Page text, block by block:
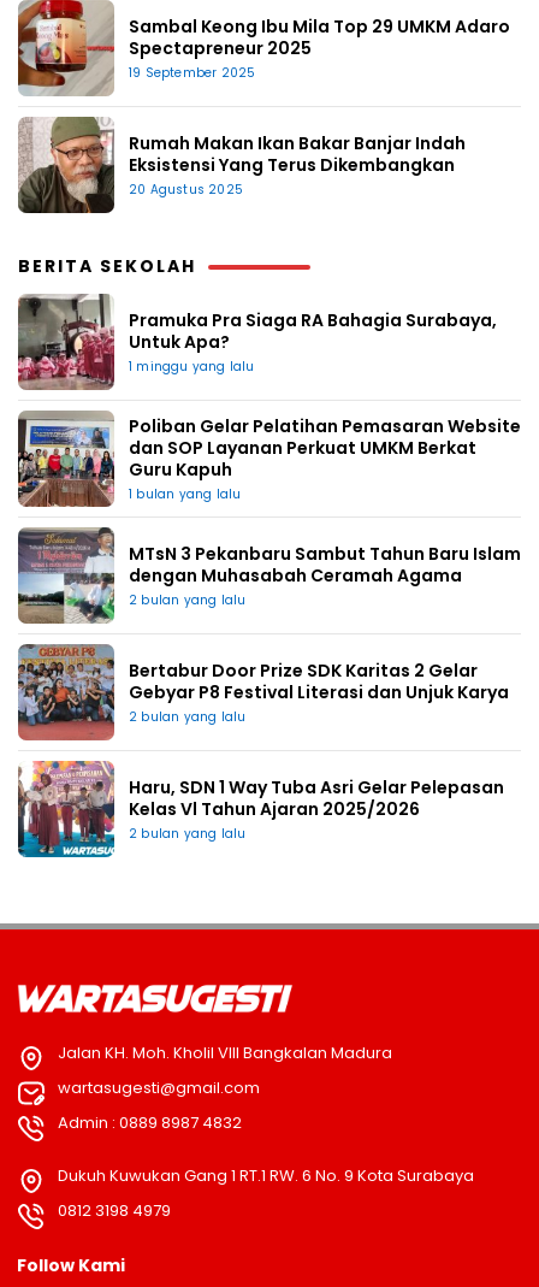
Sambal Keong Ibu Mila Top 29 UMKM Adaro
Spectapreneur 2025
19 September 2025
Rumah Makan Ikan Bakar Banjar Indah
Eksistensi Yang Terus Dikembangkan
20 Agustus 2025
BERITA SEKOLAH
Pramuka Pra Siaga RA Bahagia Surabaya,
Untuk Apa?
1 minggu yang lalu
Poliban Gelar Pelatihan Pemasaran Website
dan SOP Layanan Perkuat UMKM Berkat
Guru Kapuh
1 bulan yang lalu
MTsN 3 Pekanbaru Sambut Tahun Baru Islam
dengan Muhasabah Ceramah Agama
2 bulan yang lalu
Bertabur Door Prize SDK Karitas 2 Gelar
Gebyar P8 Festival Literasi dan Unjuk Karya
2 bulan yang lalu
Haru, SDN 1 Way Tuba Asri Gelar Pelepasan
Kelas Vl Tahun Ajaran 2025/2026
2 bulan yang lalu
Jalan KH. Moh. Kholil VIII Bangkalan Madura
wartasugesti@gmail.com
Admin : 0889 8987 4832
Dukuh Kuwukan Gang 1 RT.1 RW. 6 No. 9 Kota Surabaya
0812 3198 4979
Follow Kami